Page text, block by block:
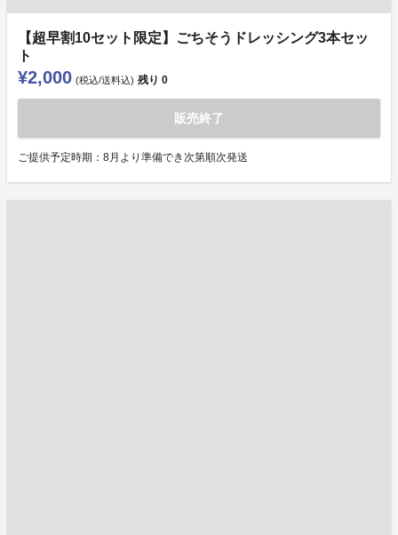
【超早割10セット限定】ごちそうドレッシング3本セッ
ト
¥2,000 (税込/送料込) 残り 0
販売終了
ご提供予定時期：8月より準備でき次第順次発送